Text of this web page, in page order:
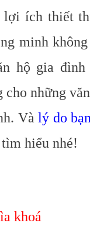
lợi ích thiết
minh
hộ gia
cho những
Vàlý do
hiểu nhé!
khoá